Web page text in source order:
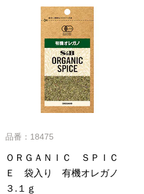
品番：18475
ＯＲＧＡＮＩＣ ＳＰＩＣ
Ｅ 袋入り 有機オレガノ
３.１ｇ